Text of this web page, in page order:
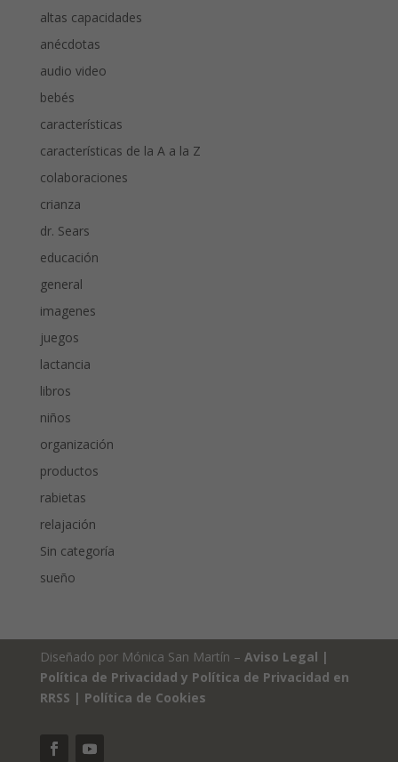
altas capacidades
anécdotas
audio video
bebés
características
características de la A a la Z
colaboraciones
crianza
dr. Sears
educación
general
imagenes
juegos
lactancia
libros
niños
organización
productos
rabietas
relajación
Sin categoría
sueño
Diseñado por Mónica San Martín – Aviso Legal |
Política de Privacidad y Política de Privacidad en
RRSS | Política de Cookies